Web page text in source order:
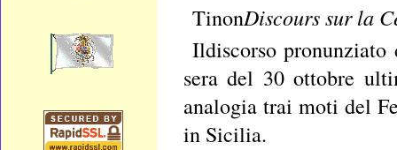
TinonDiscours sur la
Ildiscorso
sera del 30 ottobre
analogia trai moti del
in Sicilia.